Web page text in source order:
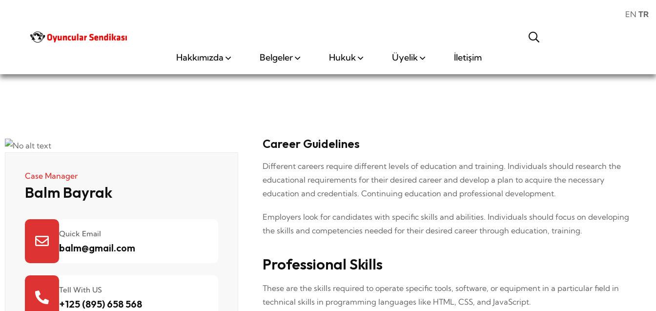
Hakkımızda Belgeler Hukuk Üyelik İletişim
Case Manager
Balm Bayrak
Quick Email
balm@gmail.com
Tell With US
+125 (895) 658 568
Career Guidelines
Different careers require different levels of education and training. Individuals should research the
educational requirements for their desired career and develop a plan to acquire the necessary
education and credentials. Continuing education and professional development.
Employers look for candidates with specific skills and abilities. Individuals should focus on developing
the skills and competencies needed for their desired career through education, training.
Professional Skills
These are the skills required to operate specific tools, software, or equipment in a particular field in
technical skills in programming languages like HTML, CSS, and JavaScript.
EN TR